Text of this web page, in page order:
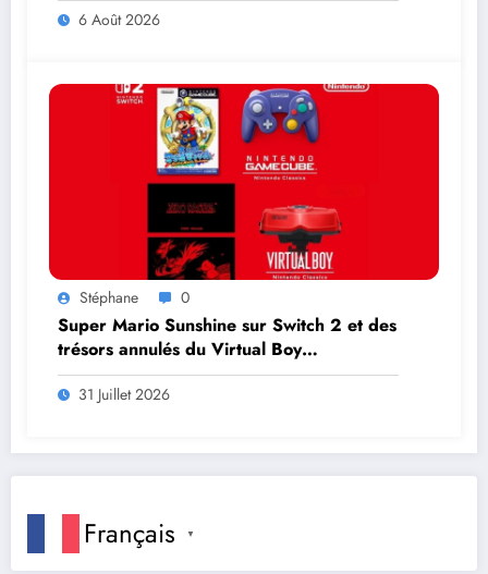
6 Août 2026
Stéphane 0
Super Mario Sunshine sur Switch 2 et des
trésors annulés du Virtual Boy
débarquent en août
31 Juillet 2026
Français ▼